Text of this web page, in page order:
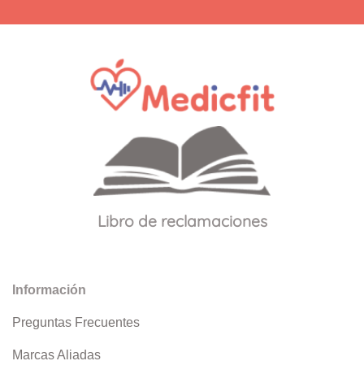
Libro de reclamaciones
Información
Preguntas Frecuentes
Marcas Aliadas